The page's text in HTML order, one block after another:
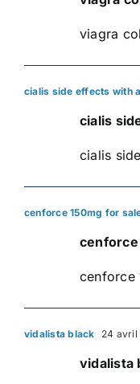
viagra
cialis side effects with
cialis
cialis
cenforce 150mg for
cenforce
cenforce
vidalista black 24 avril
vidalista